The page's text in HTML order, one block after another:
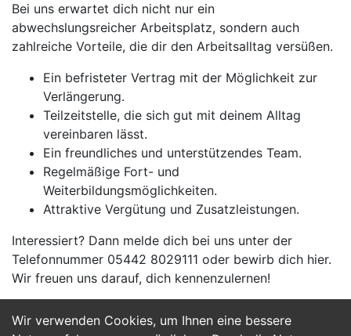
Wir verwenden Cookies, um Ihnen eine bessere
Bei uns erwartet dich nicht nur ein
abwechslungsreicher Arbeitsplatz, sondern auch
zahlreiche Vorteile, die dir den Arbeitsalltag versüßen.
Ein befristeter Vertrag mit der Möglichkeit zur
Verlängerung.
Teilzeitstelle, die sich gut mit deinem Alltag
vereinbaren lässt.
Ein freundliches und unterstützendes Team.
Regelmäßige Fort- und
Weiterbildungsmöglichkeiten.
Attraktive Vergütung und Zusatzleistungen.
Interessiert? Dann melde dich bei uns unter der
Telefonnummer 05442 8029111 oder bewirb dich hier.
Wir freuen uns darauf, dich kennenzulernen!